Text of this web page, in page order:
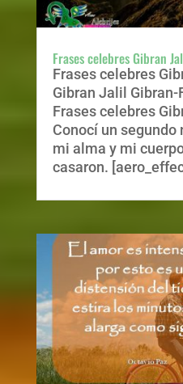
Frases celebres Gibran
Frases celebres
Gibran Jalil
Frases celebres
Conocí un
mi alma y mi
casaron.